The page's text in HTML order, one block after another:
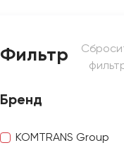
Фильтр
Бренд
KOMTRANS Group